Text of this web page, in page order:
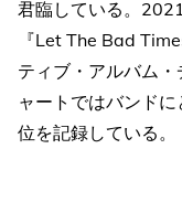
君臨している。
『Let The Bad
ティブ・アルバム
ャートではバンド
位を記録している。